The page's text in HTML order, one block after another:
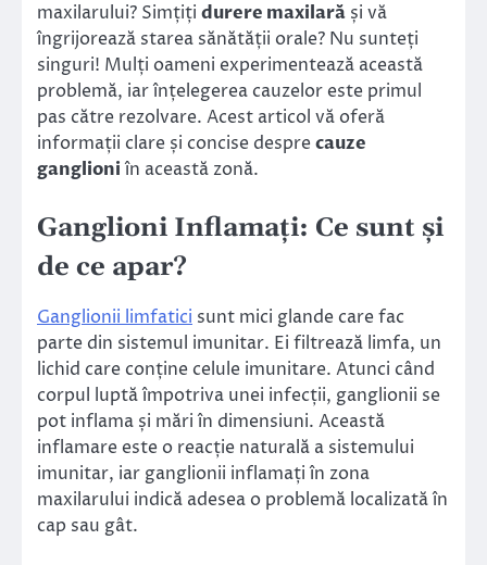
maxilarului? Simțiți durere maxilară și vă
îngrijorează starea sănătății orale? Nu sunteți
singuri! Mulți oameni experimentează această
problemă, iar înțelegerea cauzelor este primul
pas către rezolvare. Acest articol vă oferă
informații clare și concise desprecauze
ganglioniîn această zonă.
Ganglioni Inflamați: Ce sunt și
de ce apar?
Ganglionii limfatici sunt mici glande care fac
parte din sistemul imunitar. Ei filtrează limfa, un
lichid care conține celule imunitare. Atunci când
corpul luptă împotriva unei infecții, ganglionii se
pot inflama și mări în dimensiuni. Această
inflamare este o reacție naturală a sistemului
imunitar, iar ganglionii inflamați în zona
maxilarului indică adesea o problemă localizată în
cap sau gât.